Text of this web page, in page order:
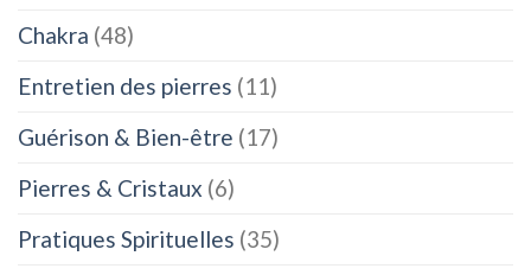
Chakra (48)
Entretien des pierres (11)
Guérison & Bien-être (17)
Pierres & Cristaux (6)
Pratiques Spirituelles (35)